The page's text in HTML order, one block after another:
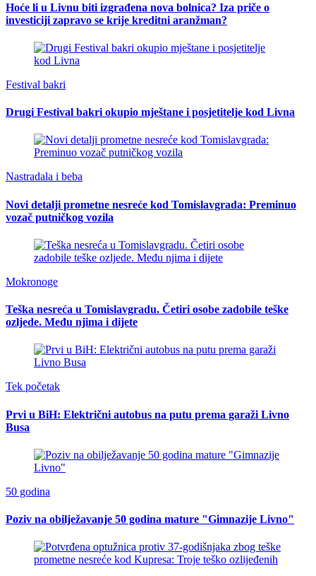
Hoće li u Livnu biti izgrađena nova bolnica? Iza priče o
investiciji zapravo se krije kreditni aranžman?
Festival bakri
Drugi Festival bakri okupio mještane i posjetitelje kod Livna
Nastradala i beba
Novi detalji prometne nesreće kod Tomislavgrada: Preminuo
vozač putničkog vozila
Mokronoge
Teška nesreća u Tomislavgradu. Četiri osobe zadobile teške
ozljede. Među njima i dijete
Tek početak
Prvi u BiH: Električni autobus na putu prema garaži Livno
Busa
50 godina
Poziv na obilježavanje 50 godina mature "Gimnazije Livno"